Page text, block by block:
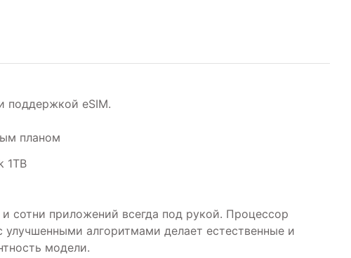
поддержкой eSIM.
1TB
сотни приложений всегда под рукой. Процессор
улучшенными алгоритмами делает естественные и
модели.